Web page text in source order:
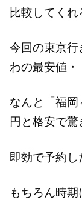
比較してくれ
今回の東京行
わの最安値・
なんと「福
円と格安で驚
即効で予約し
もちろん時